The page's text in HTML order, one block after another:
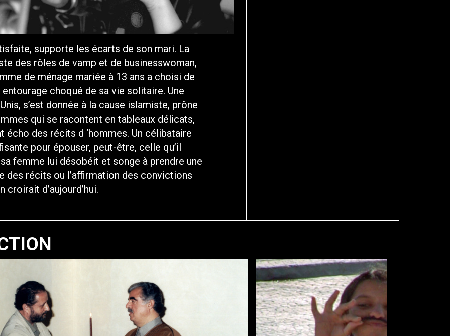
supporte les écarts de son mari. La
des rôles de vamp et de businesswoman,
de ménage mariée à 13 ans a choisi de
choqué de sa vie solitaire. Une
s’est donnée à la cause islamiste, prône
qui se racontent en tableaux délicats,
des récits d ‘hommes. Un célibataire
pour épouser, peut-être, celle qu’il
femme lui désobéit et songe à prendre une
des récits ou l’affirmation des convictions
croirait d’aujourd’hui.